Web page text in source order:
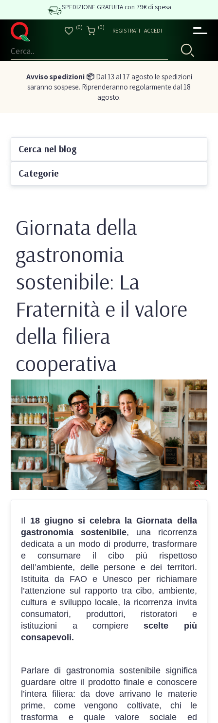
SPEDIZIONE GRATUITA con 79€ di spesa
(0) (0) REGISTRATI ACCEDI
Avviso spedizioni 📦Dal 13 al 17 agosto le spedizioni
saranno sospese. Riprenderanno regolarmente dal 18
agosto.
Cerca nel blog
Categorie
Giornata della
gastronomia
sostenibile: La
Fraternità e il valore
della filiera
cooperativa
Il 18 giugno si celebra la Giornata della
gastronomia sostenibile, una ricorrenza
dedicata a un modo di produrre, trasformare
e consumare il cibo più rispettoso
dell’ambiente, delle persone e dei territori.
Istituita da FAO e Unesco per richiamare
l’attenzione sul rapporto tra cibo, ambiente,
cultura e sviluppo locale, la ricorrenza invita
consumatori, produttori, ristoratori e
istituzioni a compierescelte più
consapevoli.
Parlare di gastronomia sostenibile significa
guardare oltre il prodotto finale e conoscere
l’intera filiera: da dove arrivano le materie
prime, come vengono coltivate, chi le
trasforma e quale valore sociale ed